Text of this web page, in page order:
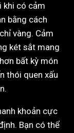
khi có cảm
bằng cách
vàng. Cảm
két sắt mang
bất kỳ món
thói quen xấu
khoản cực
Bạn có thể